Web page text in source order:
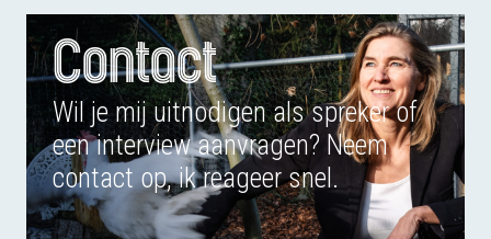
Contact
Wil je mij uitnodigen als spreker of
een interview aanvragen? Neem
contact op, ik reageer snel.